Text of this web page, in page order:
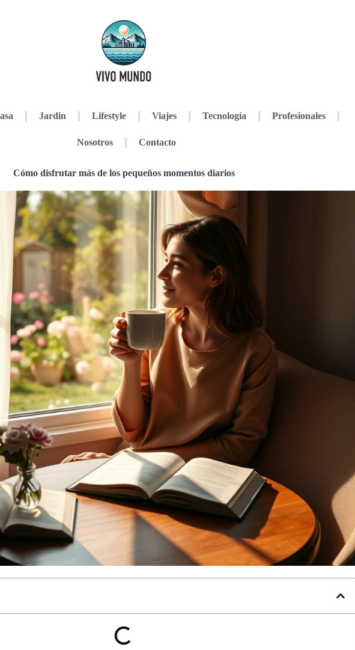
Jardin Lifestyle Viajes Tecnología Profesionales
Nosotros Contacto
Cómo disfrutar más de los pequeños momentos diarios